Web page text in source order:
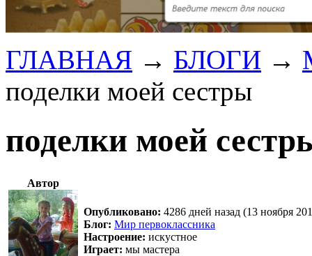
ГЛАВНАЯ → БЛОГИ →
поделки моей сестры
поделки моей
Автор
Опубликовано: 4286 дней назад (13 ноября
Блог: Мир первоклассника
Настроение: искустное
Играет: мы мастера